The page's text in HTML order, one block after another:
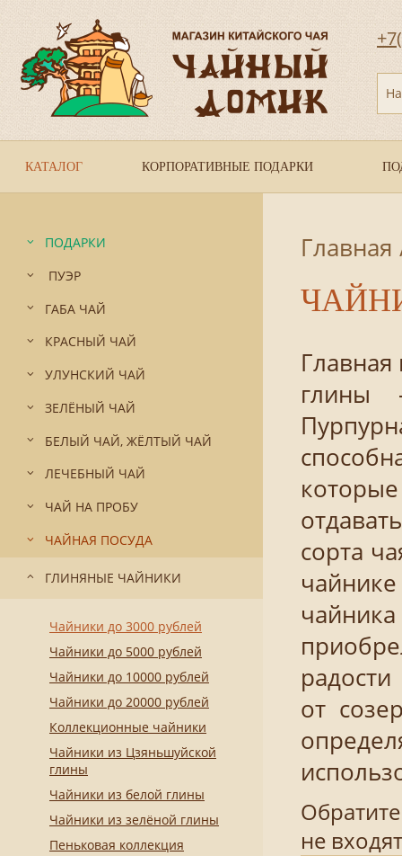
КАТАЛОГ КОРПОРАТИВНЫЕ ПОДАРКИ
ПОДАРКИ
ПУЭР
ГАБА ЧАЙ
КРАСНЫЙ ЧАЙ
УЛУНСКИЙ ЧАЙ
ЗЕЛЁНЫЙ ЧАЙ
БЕЛЫЙ ЧАЙ, ЖЁЛТЫЙ ЧАЙ
ЛЕЧЕБНЫЙ ЧАЙ
ЧАЙ НА ПРОБУ
ЧАЙНАЯ ПОСУДА
ГЛИНЯНЫЕ ЧАЙНИКИ
Чайники до 3000 рублей
Чайники до 5000 рублей
Чайники до 10000 рублей
Чайники до 20000 рублей
Коллекционные чайники
Чайники из Цзяньшуйской
глины
Чайники из белой глины
Чайники из зелёной глины
Пеньковая коллекция
Главная
глины
сорта
от
не